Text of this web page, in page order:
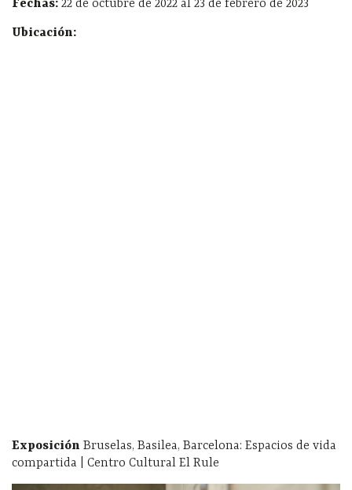
Fechas: 22 de octubre de 2022 al 23 de febrero de 2023
Ubicación:
Exposición Bruselas, Basilea, Barcelona: Espacios de vida
compartida | Centro Cultural El Rule